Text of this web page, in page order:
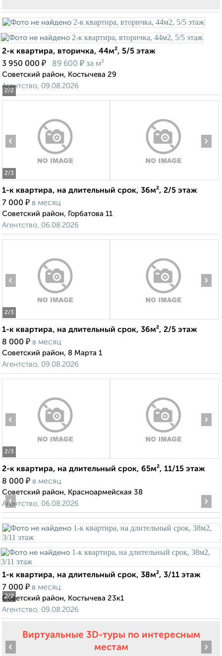
2/2
2-к квартира, вторичка, 44м², 5/5 этаж
3 950 000 ₽ 89 600 ₽ за м²
Советский район, Костычева 29
Агентство, 09.08.2026
2/3
‹ ›
1-к квартира, на длительный срок, 36м², 2/5 этаж
7 000 ₽ в месяц
Советский район, Горбатова 11
Агентство, 06.08.2026
2/3
‹ ›
1-к квартира, на длительный срок, 36м², 2/5 этаж
8 000 ₽ в месяц
Советский район, 8 Марта 1
Агентство, 09.08.2026
2/3
‹ ›
2-к квартира, на длительный срок, 65м², 11/15 этаж
8 000 ₽ в месяц
Советский район, Красноармейская 38
Агентство, 06.08.2026
2/2
‹ ›
1-к квартира, на длительный срок, 38м², 3/11 этаж
7 000 ₽ в месяц
Советский район, Костычева 23к1
Агентство, 09.08.2026
Виртуальные 3D-туры по интересным
местам
‹ ›